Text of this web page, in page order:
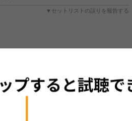
▼セットリストの誤りを報告する